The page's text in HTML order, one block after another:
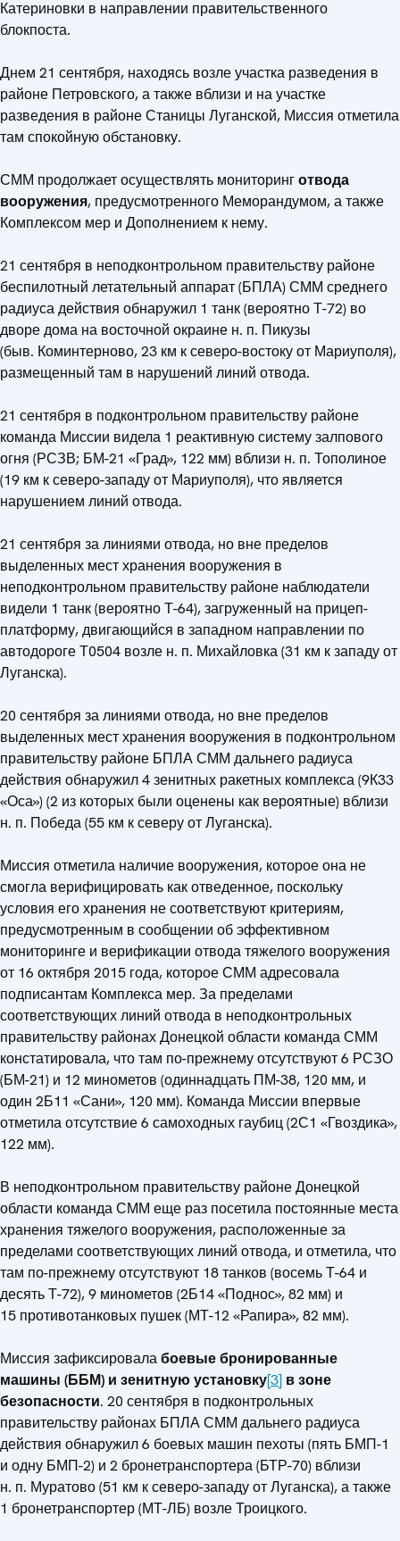
Катериновки в направлении правительственного
блокпоста.
Днем 21 сентября, находясь возле участка разведения в
районе Петровского, а также вблизи и на участке
разведения в районе Станицы Луганской, Миссия отметила
там спокойную обстановку.
СММ продолжает осуществлять мониторинготвода
вооружения, предусмотренного Меморандумом, а также
Комплексом мер и Дополнением к нему.
21 сентября в неподконтрольном правительству районе
беспилотный летательный аппарат (БПЛА) СММ среднего
радиуса действия обнаружил 1 танк (вероятно Т-72) во
дворе дома на восточной окраине н. п. Пикузы
(быв. Коминтерново, 23 км к северо-востоку от Мариуполя),
размещенный там в нарушений линий отвода.
21 сентября в подконтрольном правительству районе
команда Миссии видела 1 реактивную систему залпового
огня (РСЗВ; БМ-21 «Град», 122 мм) вблизи н. п. Тополиное
(19 км к северо-западу от Мариуполя), что является
нарушением линий отвода.
21 сентября за линиями отвода, но вне пределов
выделенных мест хранения вооружения в
неподконтрольном правительству районе наблюдатели
видели 1 танк (вероятно Т-64), загруженный на прицеп-
платформу, двигающийся в западном направлении по
автодороге Т0504 возле н. п. Михайловка (31 км к западу от
Луганска).
20 сентября за линиями отвода, но вне пределов
выделенных мест хранения вооружения в подконтрольном
правительству районе БПЛА СММ дальнего радиуса
действия обнаружил 4 зенитных ракетных комплекса (9К33
«Оса») (2 из которых были оценены как вероятные) вблизи
н. п. Победа (55 км к северу от Луганска).
Миссия отметила наличие вооружения, которое она не
смогла верифицировать как отведенное, поскольку
условия его хранения не соответствуют критериям,
предусмотренным в сообщении об эффективном
мониторинге и верификации отвода тяжелого вооружения
от 16 октября 2015 года, которое СММ адресовала
подписантам Комплекса мер. За пределами
соответствующих линий отвода в неподконтрольных
правительству районах Донецкой области команда СММ
констатировала, что там по-прежнему отсутствуют 6 РСЗО
(БМ-21) и 12 минометов (одиннадцать ПМ-38, 120 мм, и
один 2Б11 «Сани», 120 мм). Команда Миссии впервые
отметила отсутствие 6 самоходных гаубиц (2С1 «Гвоздика»,
122 мм).
В неподконтрольном правительству районе Донецкой
области команда СММ еще раз посетила постоянные места
хранения тяжелого вооружения, расположенные за
пределами соответствующих линий отвода, и отметила, что
там по-прежнему отсутствуют 18 танков (восемь Т-64 и
десять Т-72), 9 минометов (2Б14 «Поднос», 82 мм) и
15 противотанковых пушек (МТ-12 «Рапира», 82 мм).
Миссия зафиксировалабоевые бронированные
машины (ББМ) и зенитную установку[3] взоне
безопасности. 20 сентября в подконтрольных
правительству районах БПЛА СММ дальнего радиуса
действия обнаружил 6 боевых машин пехоты (пять БМП-1
и одну БМП-2) и 2 бронетранспортера (БТР-70) вблизи
н. п. Муратово (51 км к северо-западу от Луганска), а также
1 бронетранспортер (МТ-ЛБ) возле Троицкого.